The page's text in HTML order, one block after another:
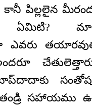
కానీ పిల్లలైన
బాప్‍దాదాకు
తండ్రి సహాయము